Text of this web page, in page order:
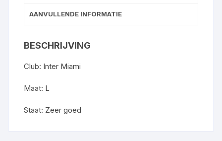
AANVULLENDE INFORMATIE
BESCHRIJVING
Club: Inter Miami
Maat: L
Staat: Zeer goed